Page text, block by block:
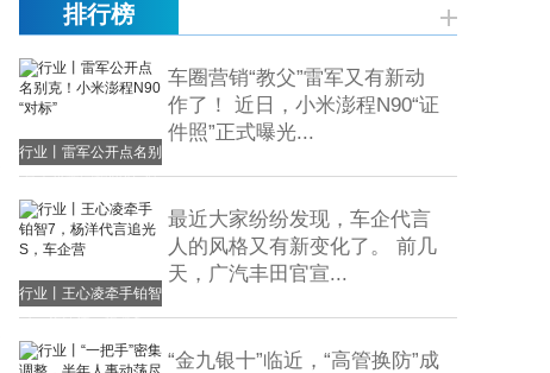
排行榜
行业丨雷军公开点名别
克！小米澎程N90 “对
标”
车圈营销“教父”雷军又有新动
作了！ 近日，小米澎程N90“证
件照”正式曝光...
行业丨王心凌牵手铂智
7，杨洋代言追光S，
车企营
最近大家纷纷发现，车企代言
人的风格又有新变化了。 前几
天，广汽丰田官宣...
“金九银十”临近，“高管换防”成